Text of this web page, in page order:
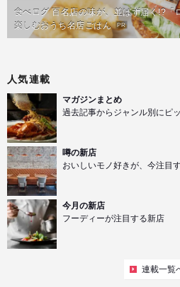
食べログ 百名店の味が、並ばず届く!?「
楽しむおうち名店ごはん PR
人気連載
マガジンまとめ
過去記事からジャンル別にピ
噂の新店
おいしいモノ好きが、今注目
今月の新店
フーディーが注目する新店
連載一覧